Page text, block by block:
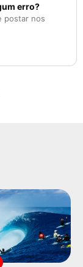
erro?
postar nos